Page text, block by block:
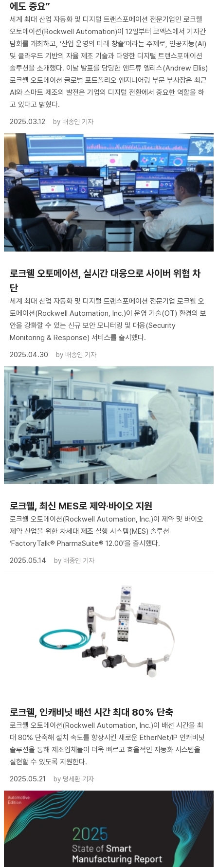
에도 중요”
세계 최대 산업 자동화 및 디지털 트랜스포메이션 전문기업인 로크웰
오토메이션(Rockwell Automation)이 12일부터 코엑스에서 기자간
담회를 개최하고, ‘산업 운영의 미래 창출’이라는 주제로, 인공지능(AI)
및 클라우드 기반의 자율 제조 기술과 다양한 디지털 트랜스포메이션
솔루션을 소개했다. 이날 발표를 담당한 앤드류 엘리스(Andrew Ellis)
로크웰 오토메이션 글로벌 포트폴리오 엔지니어링 부문 부사장은 최근
AI와 스마트 제조의 발전은 기업의 디지털 전환에서 중요한 역할을 하
고 있다고 밝혔다.
2025.03.12
by 배종인 기자
로크웰 오토메이션, 실시간 대응으로 사이버 위협 차
단
세계 최대 산업 자동화 및 디지털 트랜스포메이션 전문기업 로크웰 오
토메이션(Rockwell Automation, Inc.)이 운영 기술(OT) 환경의 보
안을 강화할 수 있는 신규 보안 모니터링 및 대응(Security
Monitoring & Response) 서비스를 출시했다.
2025.04.30
by 배종인 기자
로크웰, 최신 MES로 제약·바이오 지원
로크웰 오토메이션(Rockwell Automation, Inc.)이 제약 및 바이오
제약 산업을 위한 차세대 제조 실행 시스템(MES) 솔루션
‘FactoryTalk® PharmaSuite® 12.00’을 출시했다.
2025.05.14
by 배종인 기자
로크웰, 인캐비닛 배선 시간 최대 80% 단축
로크웰 오토메이션(Rockwell Automation, Inc.)이 배선 시간을 최
대 80% 단축해 설치 속도를 향상시킨 새로운 EtherNet/IP 인캐비닛
솔루션을 통해 제조업체들이 더욱 빠르고 효율적인 자동화 시스템을
실현할 수 있도록 지원한다.
2025.05.21
by 명세환 기자